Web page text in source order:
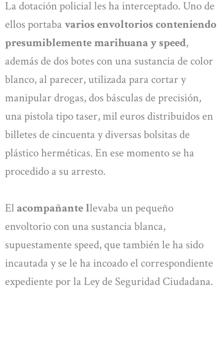
La dotación policial les ha interceptado. Uno de
ellos portaba varios envoltorios conteniendo
presumiblemente marihuana y speed,
además de dos botes con una sustancia de color
blanco, al parecer, utilizada para cortar y
manipular drogas, dos básculas de precisión,
una pistola tipo taser, mil euros distribuidos en
billetes de cincuenta y diversas bolsitas de
plástico herméticas. En ese momento se ha
procedido a su arresto.
El acompañante llevaba un pequeño
envoltorio con una sustancia blanca,
supuestamente speed, que también le ha sido
incautada y se le ha incoado el correspondiente
expediente por la Ley de Seguridad Ciudadana.